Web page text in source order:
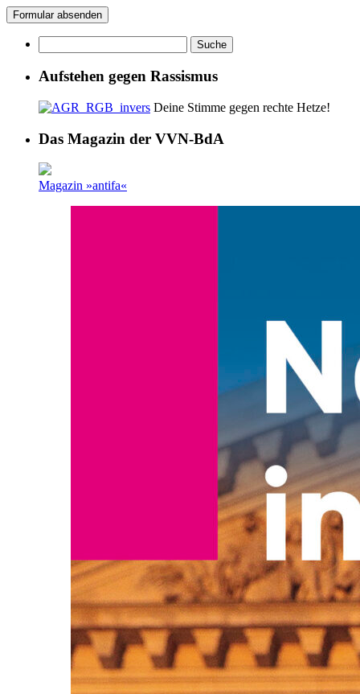
Aufstehen gegen Rassismus
Deine Stimme gegen rechte Hetze!
Das Magazin der VVN-BdA
Magazin »antifa«